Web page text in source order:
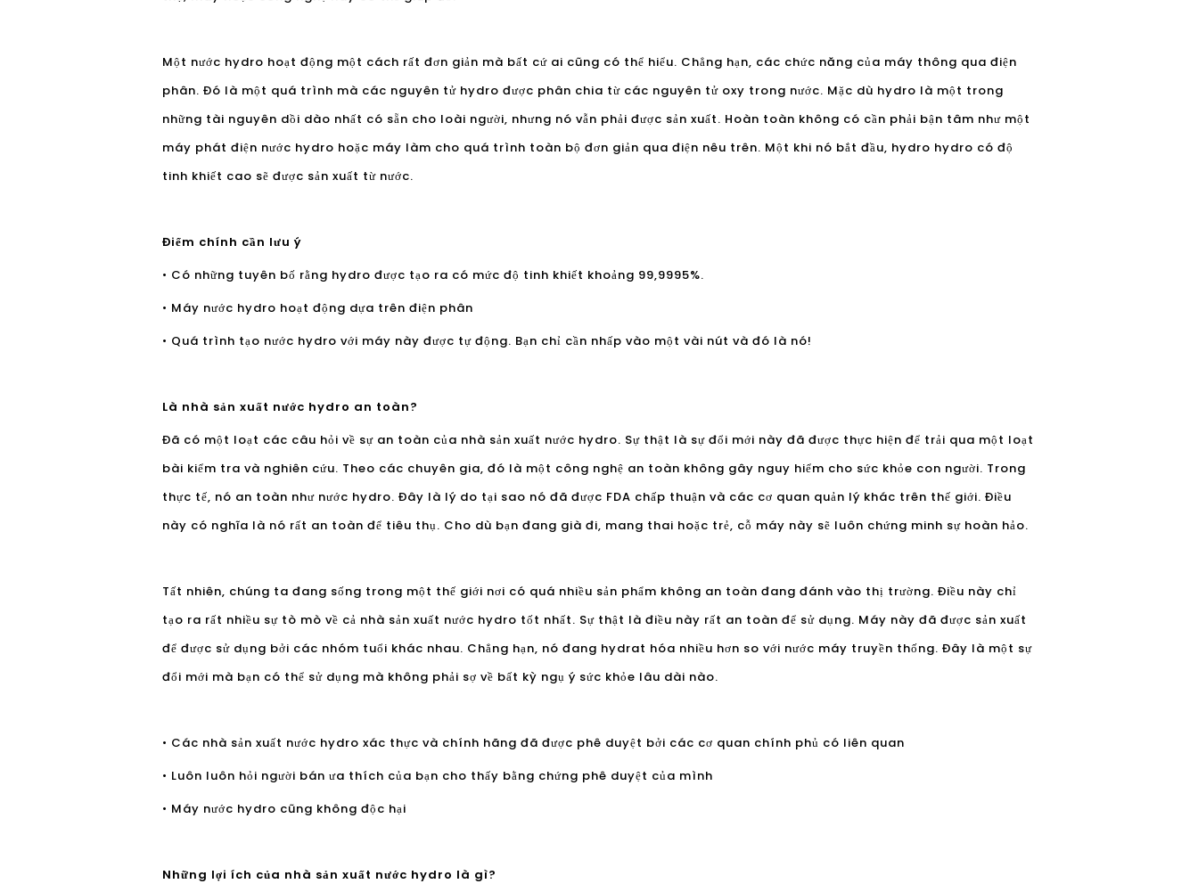
Một nước hydro hoạt động một cách rất đơn giản mà bất cứ ai cũng có thể hiểu. Chẳng hạn, các chức năng của máy thông qua điện
phân. Đó là một quá trình mà các nguyên tử hydro được phân chia từ các nguyên tử oxy trong nước. Mặc dù hydro là một trong
những tài nguyên dồi dào nhất có sẵn cho loài người, nhưng nó vẫn phải được sản xuất. Hoàn toàn không có cần phải bận tâm như một
máy phát điện nước hydro hoặc máy làm cho quá trình toàn bộ đơn giản qua điện nêu trên. Một khi nó bắt đầu, hydro hydro có độ
tinh khiết cao sẽ được sản xuất từ ​​nước.
Điểm chính cần lưu ý
• Có những tuyên bố rằng hydro được tạo ra có mức độ tinh khiết khoảng 99,9995%.
• Máy nước hydro hoạt động dựa trên điện phân
• Quá trình tạo nước hydro với máy này được tự động. Bạn chỉ cần nhấp vào một vài nút và đó là nó!
Là nhà sản xuất nước hydro an toàn?
Đã có một loạt các câu hỏi về sự an toàn của nhà sản xuất nước hydro. Sự thật là sự đổi mới này đã được thực hiện để trải qua một loạt
bài kiểm tra và nghiên cứu. Theo các chuyên gia, đó là một công nghệ an toàn không gây nguy hiểm cho sức khỏe con người. Trong
thực tế, nó an toàn như nước hydro. Đây là lý do tại sao nó đã được FDA chấp thuận và các cơ quan quản lý khác trên thế giới. Điều
này có nghĩa là nó rất an toàn để tiêu thụ. Cho dù bạn đang già đi, mang thai hoặc trẻ, cỗ máy này sẽ luôn chứng minh sự hoàn hảo.
Tất nhiên, chúng ta đang sống trong một thế giới nơi có quá nhiều sản phẩm không an toàn đang đánh vào thị trường. Điều này chỉ
tạo ra rất nhiều sự tò mò về cả nhà sản xuất nước hydro tốt nhất. Sự thật là điều này rất an toàn để sử dụng. Máy này đã được sản xuất
để được sử dụng bởi các nhóm tuổi khác nhau. Chẳng hạn, nó đang hydrat hóa nhiều hơn so với nước máy truyền thống. Đây là một sự
đổi mới mà bạn có thể sử dụng mà không phải sợ về bất kỳ ngụ ý sức khỏe lâu dài nào.
• Các nhà sản xuất nước hydro xác thực và chính hãng đã được phê duyệt bởi các cơ quan chính phủ có liên quan
• Luôn luôn hỏi người bán ưa thích của bạn cho thấy bằng chứng phê duyệt của mình
• Máy nước hydro cũng không độc hại
Những lợi ích của nhà sản xuất nước hydro là gì?